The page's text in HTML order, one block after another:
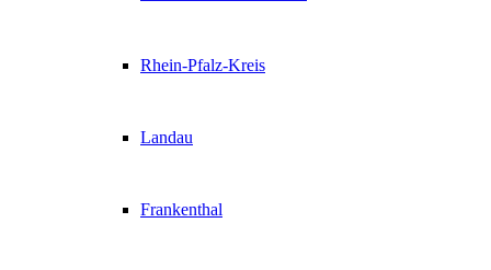
Rhein-Pfalz-Kreis
Landau
Frankenthal